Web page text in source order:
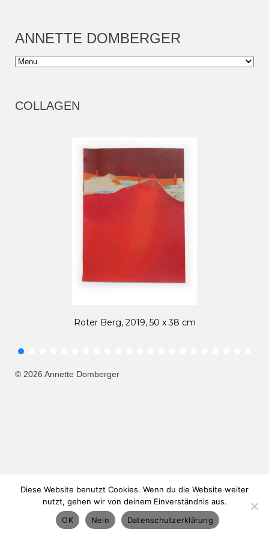
ANNETTE DOMBERGER
COLLAGEN
Sandige Landschaft, 2018, 42 x 59,4 cm
© 2026 Annette Domberger
Diese Website benutzt Cookies. Wenn du die Website weiter
nutzt, gehen wir von deinem Einverständnis aus.
OK
Nein Datenschutzerklärung